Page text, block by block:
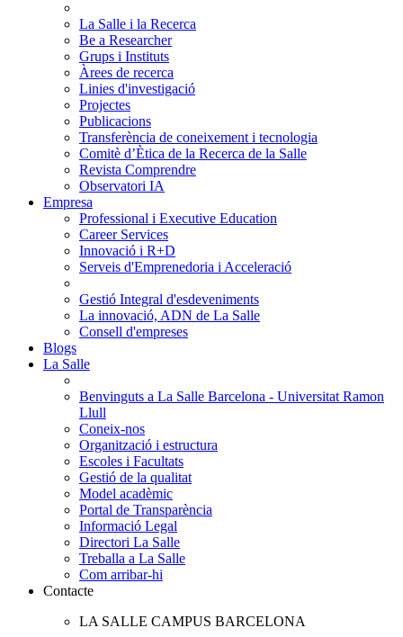
La Salle i la Recerca
Be a Researcher
Grups i Instituts
Àrees de recerca
Linies d'investigació
Projectes
Publicacions
Transferència de coneixement i tecnologia
Comitè d’Ètica de la Recerca de la Salle
Revista Comprendre
Observatori IA
Empresa
Professional i Executive Education
Career Services
Innovació i R+D
Serveis d'Emprenedoria i Acceleració
Gestió Integral d'esdeveniments
La innovació, ADN de La Salle
Consell d'empreses
Blogs
La Salle
Benvinguts a La Salle Barcelona - Universitat Ramon
Llull
Coneix-nos
Organització i estructura
Escoles i Facultats
Gestió de la qualitat
Model acadèmic
Portal de Transparència
Informació Legal
Directori La Salle
Treballa a La Salle
Com arribar-hi
Contacte
LA SALLE CAMPUS BARCELONA